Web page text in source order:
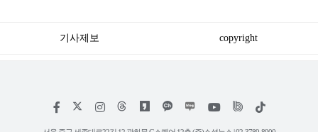
산거점 구축기사제보 copyright
페
스
인
타
위
트
틱